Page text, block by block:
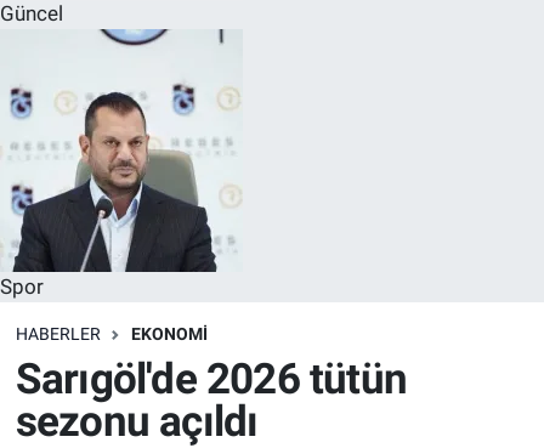
Güncel
Spor
HABERLER EKONOMI
Sarıgöl'de 2026 tütün
sezonu açıldı